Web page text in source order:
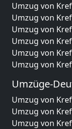
Umzug von
Umzug von
Umzug von
Umzug von
Umzug von
Umzug von
Umzüge-
Umzug von
Umzug von
Umzug von